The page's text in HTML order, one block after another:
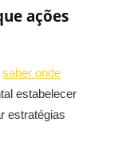
ações
saber onde
estabelecer
estratégias